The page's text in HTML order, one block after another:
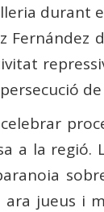
durant
a la regió.
jueus i